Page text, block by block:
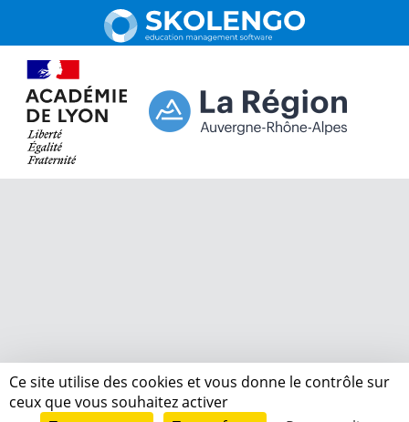
Ce site utilise des cookies et vous donne le contrôle sur
ceux que vous souhaitez activer